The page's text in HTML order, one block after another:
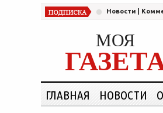
Новости
МОЯ
ГЛАВНАЯ НОВОСТИ